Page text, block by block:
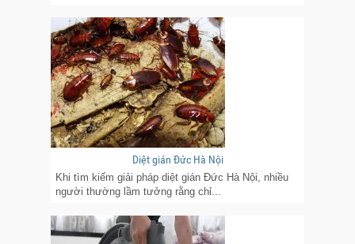
Diệt gián Đức Hà Nội
Khi tìm kiếm giải pháp diệt gián Đức Hà Nội, nhiều
người thường lầm tưởng rằng chỉ...